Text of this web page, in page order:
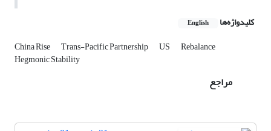
کلیدواژه‌ها English
China Rise Trans-Pacific Partnership US Rebalance
Hegmonic Stability
مراجع